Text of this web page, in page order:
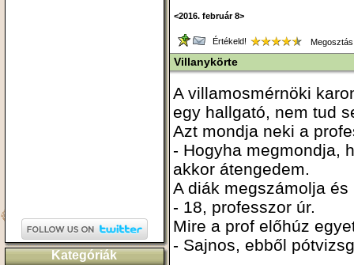
Kategóriák
<2016. február 8>
Értékeld!
Villanykörte
A villamosmérnöki
egy hallgató, nem tud
Azt mondja neki a
- Hogyha megmondja,
akkor átengedem.
A diák megszámolja
- 18, professzor úr.
Mire a prof előhúz
- Sajnos, ebből